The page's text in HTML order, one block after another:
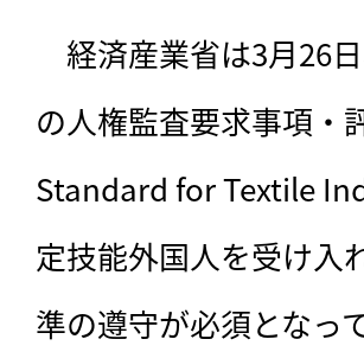
経済産業省は3月26
の人権監査要求事項
Standard for Textile
定技能外国人を受け入
準の遵守が必須となっ